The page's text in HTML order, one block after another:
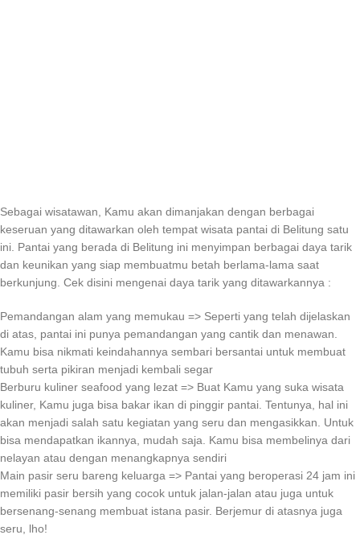
Sebagai wisatawan, Kamu akan dimanjakan dengan berbagai
keseruan yang ditawarkan oleh tempat wisata pantai di Belitung satu
ini. Pantai yang berada di Belitung ini menyimpan berbagai daya tarik
dan keunikan yang siap membuatmu betah berlama-lama saat
berkunjung. Cek disini mengenai daya tarik yang ditawarkannya :
Pemandangan alam yang memukau => Seperti yang telah dijelaskan
di atas, pantai ini punya pemandangan yang cantik dan menawan.
Kamu bisa nikmati keindahannya sembari bersantai untuk membuat
tubuh serta pikiran menjadi kembali segar
Berburu kuliner seafood yang lezat => Buat Kamu yang suka wisata
kuliner, Kamu juga bisa bakar ikan di pinggir pantai. Tentunya, hal ini
akan menjadi salah satu kegiatan yang seru dan mengasikkan. Untuk
bisa mendapatkan ikannya, mudah saja. Kamu bisa membelinya dari
nelayan atau dengan menangkapnya sendiri
Main pasir seru bareng keluarga => Pantai yang beroperasi 24 jam ini
memiliki pasir bersih yang cocok untuk jalan-jalan atau juga untuk
bersenang-senang membuat istana pasir. Berjemur di atasnya juga
seru, lho!